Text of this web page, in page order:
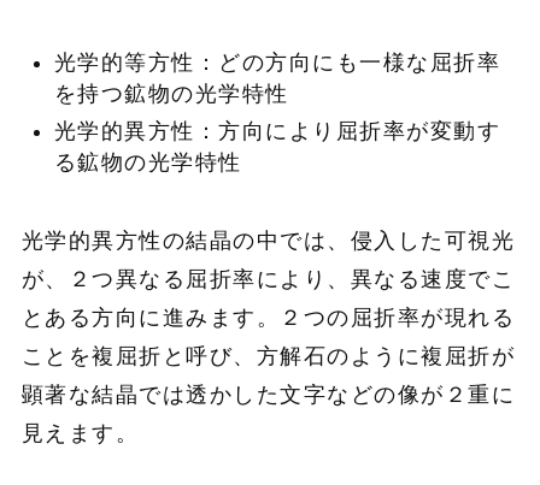
光学的等方性：どの方向にも一様な屈折率
を持つ鉱物の光学特性
光学的異方性：方向により屈折率が変動す
る鉱物の光学特性
光学的異方性の結晶の中では、侵入した可視光
が、２つ異なる屈折率により、異なる速度でこ
とある方向に進みます。２つの屈折率が現れる
ことを複屈折と呼び、方解石のように複屈折が
顕著な結晶では透かした文字などの像が２重に
見えます。